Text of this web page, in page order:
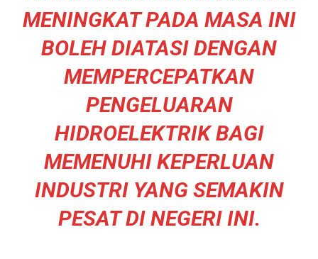
MENINGKAT PADA MASA INI
BOLEH DIATASI DENGAN
MEMPERCEPATKAN
PENGELUARAN
HIDROELEKTRIK BAGI
MEMENUHI KEPERLUAN
INDUSTRI YANG SEMAKIN
PESAT DI NEGERI INI.